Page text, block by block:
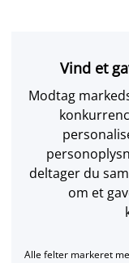
Vind et
Modtag
deltager du
om et
Alle felter markeret